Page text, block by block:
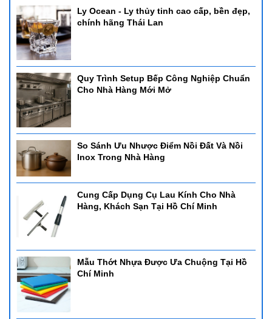
Ly Ocean - Ly thủy tinh cao cấp, bền đẹp,
chính hãng Thái Lan
Quy Trình Setup Bếp Công Nghiệp Chuẩn
Cho Nhà Hàng Mới Mở
So Sánh Ưu Nhược Điểm Nồi Đất Và Nồi
Inox Trong Nhà Hàng
Cung Cấp Dụng Cụ Lau Kính Cho Nhà
Hàng, Khách Sạn Tại Hồ Chí Minh
Mẫu Thớt Nhựa Được Ưa Chuộng Tại Hồ
Chí Minh